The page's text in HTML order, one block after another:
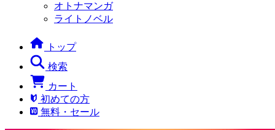
オトナマンガ
ライトノベル
トップ
検索
カート
初めての方
無料・セール